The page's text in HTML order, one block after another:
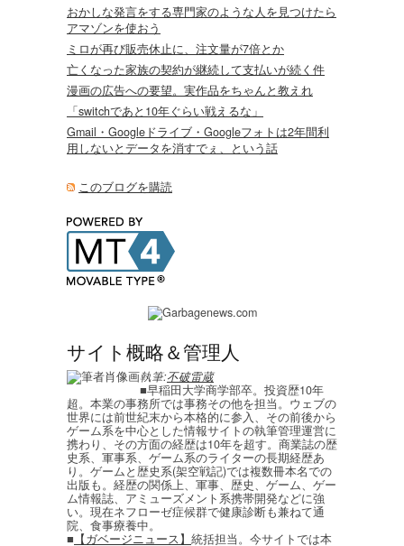
おかしな発言をする専門家のような人を見つけたら
アマゾンを使おう
ミロが再び販売休止に、注文量が7倍とか
亡くなった家族の契約が継続して支払いが続く件
漫画の広告への要望。実作品をちゃんと教えれ
「switchであと10年ぐらい戦えるな」
Gmail・Googleドライブ・Googleフォトは2年間利
用しないとデータを消すでぇ、という話
このブログを購読
サイト概略＆管理人
執筆:不破雷蔵
■早稲田大学商学部卒。投資歴10年
超。本業の事務所では事務その他を担当。ウェブの
世界には前世紀末から本格的に参入、その前後から
ゲーム系を中心とした情報サイトの執筆管理運営に
携わり、その方面の経歴は10年を超す。商業誌の歴
史系、軍事系、ゲーム系のライターの長期経歴あ
り。ゲームと歴史系(架空戦記)では複数冊本名での
出版も。経歴の関係上、軍事、歴史、ゲーム、ゲー
ム情報誌、アミューズメント系携帯開発などに強
い。現在ネフローゼ症候群で健康診断も兼ねて通
院、食事療養中。
■ 【ガベージニュース】 統括担当。今サイトでは本